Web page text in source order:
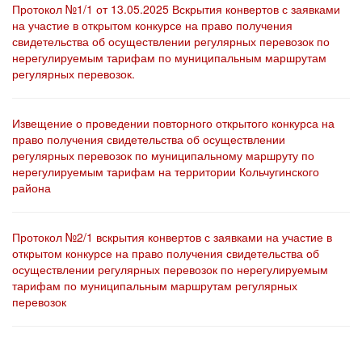
Протокол №1/1 от 13.05.2025 Вскрытия конвертов с заявками
на участие в открытом конкурсе на право получения
свидетельства об осуществлении регулярных перевозок по
нерегулируемым тарифам по муниципальным маршрутам
регулярных перевозок.
Извещение о проведении повторного открытого конкурса на
право получения свидетельства об осуществлении
регулярных перевозок по муниципальному маршруту по
нерегулируемым тарифам на территории Кольчугинского
района
Протокол №2/1 вскрытия конвертов с заявками на участие в
открытом конкурсе на право получения свидетельства об
осуществлении регулярных перевозок по нерегулируемым
тарифам по муниципальным маршрутам регулярных
перевозок